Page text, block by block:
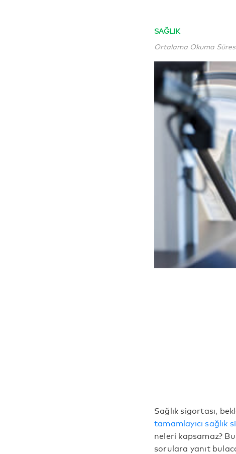
SAĞLIK
Ortalama Okuma
Sağlık sigortası,
tamamlayıcı sağlık
neleri kapsamaz?
sorulara yanıt